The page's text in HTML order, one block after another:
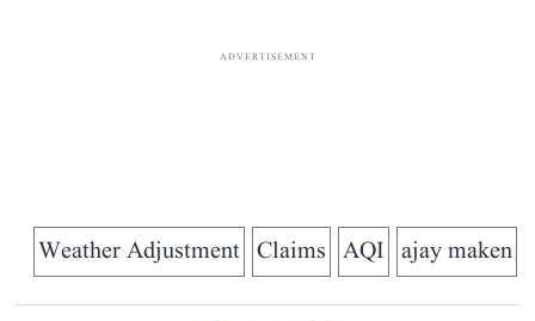
ADVERTISEMENT
ajay maken
AQI
Claims
Weather Adjustment